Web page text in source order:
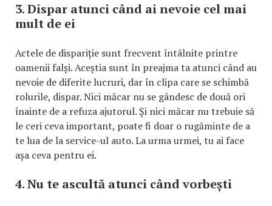
3. Dispar atunci când ai nevoie cel mai
mult de ei
Actele de dispariție sunt frecvent întâlnite printre
oamenii falși. Aceștia sunt în preajma ta atunci când au
nevoie de diferite lucruri, dar în clipa care se schimbă
rolurile, dispar. Nici măcar nu se gândesc de două ori
înainte de a refuza ajutorul. Și nici măcar nu trebuie să
le ceri ceva important, poate fi doar o rugăminte de a
te lua de la service-ul auto. La urma urmei, tu ai face
așa ceva pentru ei.
4. Nu te ascultă atunci când vorbești